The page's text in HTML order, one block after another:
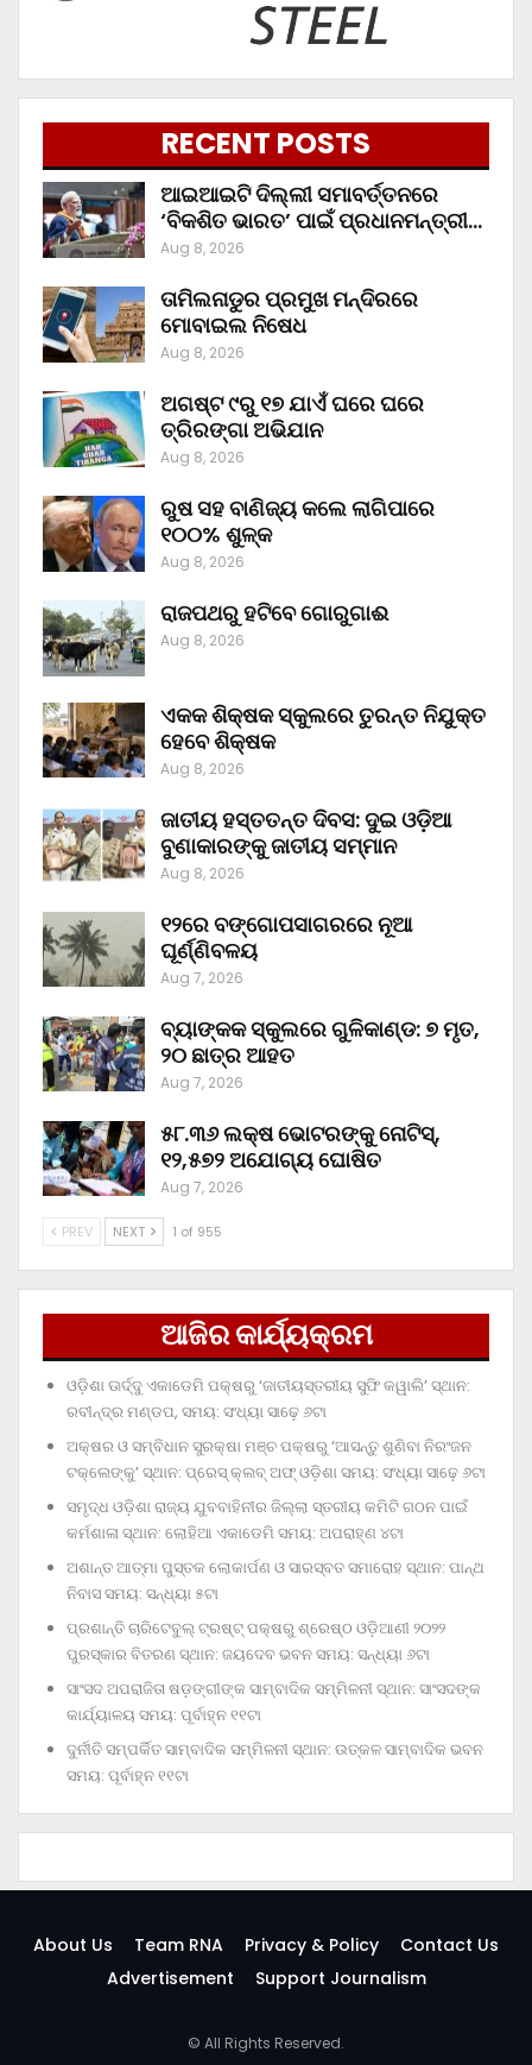
RECENT POSTS
ଆଇଆଇଟି ଦିଲ୍ଲୀ ସମାବର୍ତ୍ତନରେ
‘ବିକଶିତ ଭାରତ’ ପାଇଁ ପ୍ରଧାନମନ୍ତ୍ରୀ…
Aug 8, 2026
ତାମିଲନାଡୁର ପ୍ରମୁଖ ମନ୍ଦିରରେ
ମୋବାଇଲ ନିଷେଧ
Aug 8, 2026
ଅଗଷ୍ଟ ୯ରୁ ୧୭ ଯାଏଁ ଘରେ ଘରେ
ତ୍ରିରଙ୍ଗା ଅଭିଯାନ
Aug 8, 2026
ରୁଷ ସହ ବାଣିଜ୍ୟ କଲେ ଲାଗିପାରେ
୧୦୦% ଶୁଳ୍କ
Aug 8, 2026
ରାଜପଥରୁ ହଟିବେ ଗୋରୁଗାଈ
Aug 8, 2026
ଏକକ ଶିକ୍ଷକ ସ୍କୁଲରେ ତୁରନ୍ତ ନିଯୁକ୍ତ
ହେବେ ଶିକ୍ଷକ
Aug 8, 2026
ଜାତୀୟ ହସ୍ତତନ୍ତ ଦିବସ: ଦୁଇ ଓଡ଼ିଆ
ବୁଣାକାରଙ୍କୁ ଜାତୀୟ ସମ୍ମାନ
Aug 8, 2026
୧୨ରେ ବଙ୍ଗୋପସାଗରରେ ନୂଆ
ଘୂର୍ଣ୍ଣିବଳୟ
Aug 7, 2026
ବ୍ୟାଙ୍କକ ସ୍କୁଲରେ ଗୁଳିକାଣ୍ଡ: ୭ ମୃତ,
୨୦ ଛାତ୍ର ଆହତ
Aug 7, 2026
୫୮.୩୬ ଲକ୍ଷ ଭୋଟରଙ୍କୁ ନୋଟିସ୍‌,
୧୨,୫୭୨ ଅଯୋଗ୍ୟ ଘୋଷିତ
Aug 7, 2026
PREV NEXT 1 of 955
ଆଜିର କାର୍ଯ୍ୟକ୍ରମ
ଓଡ଼ିଶା ଊର୍ଦ୍ଦୁ ଏକାଡେମି ପକ୍ଷରୁ ‘ଜାତୀୟସ୍ତରୀୟ ସୁଫି କୱାଲି’ ସ୍ଥାନ:
ରବୀନ୍ଦ୍ର ମଣ୍ଡପ, ସମୟ: ସଂଧ୍ୟା ସାଢ଼େ ୬ଟା
ଅକ୍ଷର ଓ ସମ୍ବିଧାନ ସୁରକ୍ଷା ମଞ୍ଚ ପକ୍ଷରୁ ‘ଆସନ୍ତୁ ଶୁଣିବା ନିରଂଜନ
ଟକ୍‌ଲେଙ୍କୁ’ ସ୍ଥାନ: ପ୍ରେସ୍‌ କ୍ଲବ୍‌ ଅଫ୍‌ ଓଡ଼ିଶା ସମୟ: ସଂଧ୍ୟା ସାଢ଼େ ୬ଟା
ସମୃଦ୍ଧ ଓଡ଼ିଶା ରାଜ୍ୟ ଯୁବବାହିନୀର ଜିଲ୍ଲା ସ୍ତରୀୟ କମିଟି ଗଠନ ପାଇଁ
କର୍ମଶାଳା ସ୍ଥାନ: ଲୋହିଆ ଏକାଡେମି ସମୟ: ଅପରାହ୍‌ଣ ୪ଟା
ଅଶାନ୍ତ ଆତ୍ମା ପୁସ୍ତକ ଲୋକାର୍ପଣ ଓ ସାରସ୍ବତ ସମାରୋହ ସ୍ଥାନ: ପାନ୍ଥ
ନିବାସ ସମୟ: ସନ୍ଧ୍ୟା ୫ଟା
ପ୍ରଶାନ୍ତି ଚାରିଟେବୁଲ୍‌ ଟ୍ରଷ୍ଟ୍‌ ପକ୍ଷରୁ ଶ୍ରେଷ୍ଠ ଓଡ଼ିଆଣୀ ୨୦୨୨
ପୁରସ୍କାର ବିତରଣ ସ୍ଥାନ: ଜୟଦେବ ଭବନ ସମୟ: ସନ୍ଧ୍ୟା ୬ଟା
ସାଂସଦ ଅପରାଜିତା ଷଡ଼ଙ୍ଗୀଙ୍କ ସାମ୍ବାଦିକ ସମ୍ମିଳନୀ ସ୍ଥାନ: ସାଂସଦଙ୍କ
କାର୍ଯ୍ୟାଳୟ ସମୟ: ପୂର୍ବାହ୍ନ ୧୧ଟା
ଦୁର୍ନୀତି ସମ୍ପର୍କିତ ସାମ୍ବାଦିକ ସମ୍ମିଳନୀ ସ୍ଥାନ: ଉତ୍କଳ ସାମ୍ବାଦିକ ଭବନ
ସମୟ: ପୂର୍ବାହ୍ନ ୧୧ଟା
About Us Team RNA Privacy & Policy
Contact Us
Advertisement
Support Journalism
© All Rights Reserved.